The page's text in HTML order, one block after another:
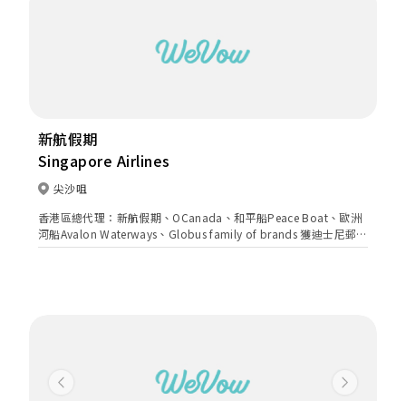
新航假期
Singapore Airlines
尖沙咀
香港區總代理：新航假期、OCanada、和平船Peace Boat、歐洲
河船Avalon Waterways、Globus family of brands 獲迪士尼郵
輪、皇家加勒比國際遊輪、名人郵輪、公主郵輪、挪威郵輪等超過
Previous Next